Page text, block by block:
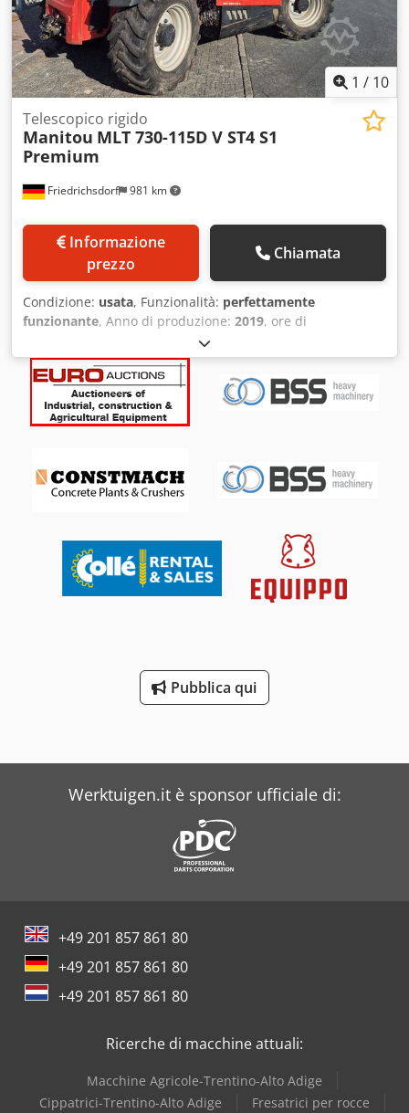
1 / 10
Friedrichsdorf 981 km
Telescopico rigido
Manitou MLT 730-115D V ST4 S1
Premium
prezzo
Chiamata
Condizione: usata, Funzionalità: perfettamente
funzionante, Anno di produzione: 2019, ore di
, portata:
sollevamento:7.000 mm, tipo di carburante:diesel, tipo di
montante:telescopico, altezza di costruzione:2.140 mm
potenza:85 kW (115,57 CV) , lunghezza delle forche:1.200
, peso a vuoto:6.640 kg
mm Tipo di montante: telescopico Cambio: convertitore di
coppia M-Varioshift Classe di velocità: 20 km/h
perfettamente funzionante Condizioni tecniche: normali
Tipo pneumatici anteriori: pneumatici Misura pneumatici
anteriori: 405/70 R20 Condizioni pneumatici anteriori: 60 -
80% Tipo pneumatici posteriori: pneumatici Misura
integrale, aria condizionata, certificato CE, specchi
retrovisori esterni, opzionale con benna
Pubblica qui
Werktuigen.it è sponsor ufficiale di:
+49 201 857 861 80
+49 201 857 861 80
+49 201 857 861 80
Ricerche di macchine attuali:
Macchine Agricole-Trentino-Alto Adige
Cippatrici-Trentino-Alto Adige
Fresatrici per rocce